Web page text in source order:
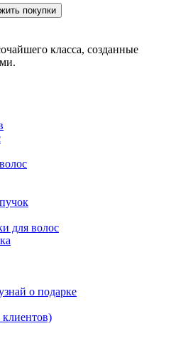
покупки
класса, созданные
для волос
о подарке